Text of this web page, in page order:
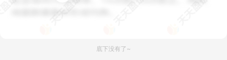
底下没有了~